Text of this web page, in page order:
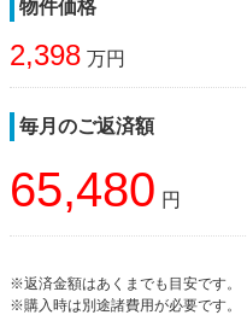
物件価格
2,398 万円
毎月のご返済額
65,480 円
※返済金額はあくまでも目安です。
※購入時は別途諸費用が必要です。